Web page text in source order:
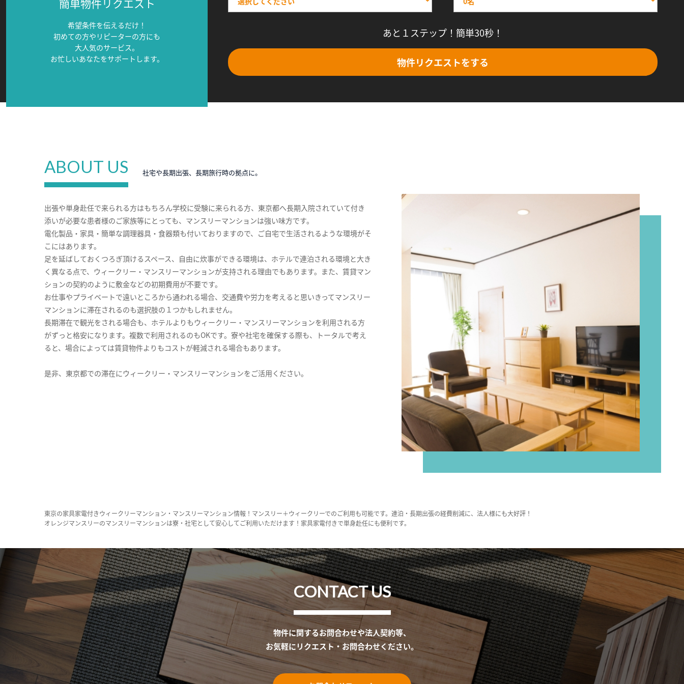
簡単物件リクエスト
希望条件を伝えるだけ！
初めての方やリピーターの方にも
大人気のサービス。
お忙しいあなたをサポートします。
あと１ステップ！簡単30秒！
物件リクエストをする
ABOUT US 社宅や長期出張、長期旅行時の拠点に。
出張や単身赴任で来られる方はもちろん学校に受験に来られる方、東京都へ長期入院されていて付き
添いが必要な患者様のご家族等にとっても、マンスリーマンションは強い味方です。
電化製品・家具・簡単な調理器具・食器類も付いておりますので、ご自宅で生活されるような環境がそ
こにはあります。
足を延ばしておくつろぎ頂けるスペース、自由に炊事ができる環境は、ホテルで連泊される環境と大き
く異なる点で、ウィークリー・マンスリーマンションが支持される理由でもあります。また、賃貸マン
ションの契約のように敷金などの初期費用が不要です。
お仕事やプライベートで遠いところから通われる場合、交通費や労力を考えると思いきってマンスリー
マンションに滞在されるのも選択肢の１つかもしれません。
長期滞在で観光をされる場合も、ホテルよりもウィークリー・マンスリーマンションを利用される方
がずっと格安になります。複数で利用されるのもOKです。寮や社宅を確保する際も、トータルで考え
ると、場合によっては賃貸物件よりもコストが軽減される場合もあります。
是非、東京都での滞在にウィークリー・マンスリーマンションをご活用ください。
東京の家具家電付きウィークリーマンション・マンスリーマンション情報！マンスリー＋ウィークリーでのご利用も可能です。連泊・長期出張の経費削減に、法人様にも大好評！
オレンジマンスリーのマンスリーマンションは寮・社宅として安心してご利用いただけます！家具家電付きで単身赴任にも便利です。
CONTACT US
物件に関するお問合わせや法人契約等、
お気軽にリクエスト・お問合わせください。